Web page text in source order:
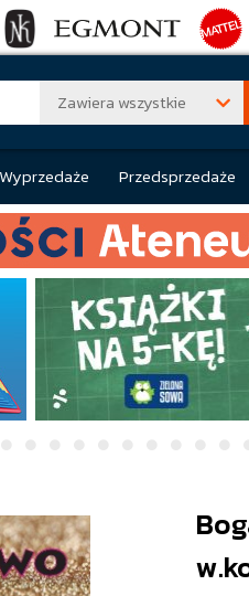
Zawiera wszystkie
Wyprzedaże Przedsprzedaże